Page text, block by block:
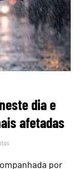
dia e
afetadas
por